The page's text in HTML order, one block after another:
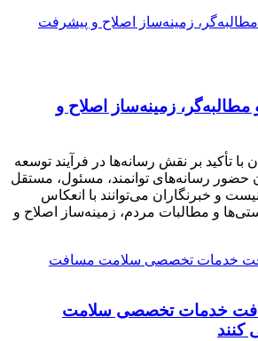
زمینه‌ساز اصلاح و
با تأکید بر نقش رسانه‌ها در فرآیند توسعه
حضور رسانه‌های توانمند، مسئول، مستقل
و خبرنگاران می‌توانند با انعکاس
و مطالبات مردم، زمینه‌ساز اصلاح و
خدمات تخصصی سلامت